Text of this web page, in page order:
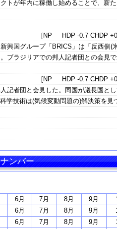
トが年内に稼働し始めることで、新
[NP HDP -0.7 CHDP
興国グループ「BRICS」は「反西側(
ブラジリアでの邦人記者団との会見で
[NP HDP -0.7 CHDP
記者団と会見した。同国が議長国と
学技術は(気候変動問題の)解決策を見
ンバー
6月 7月 8月 9月
6月 7月 8月 9月
6月 7月 8月 9月